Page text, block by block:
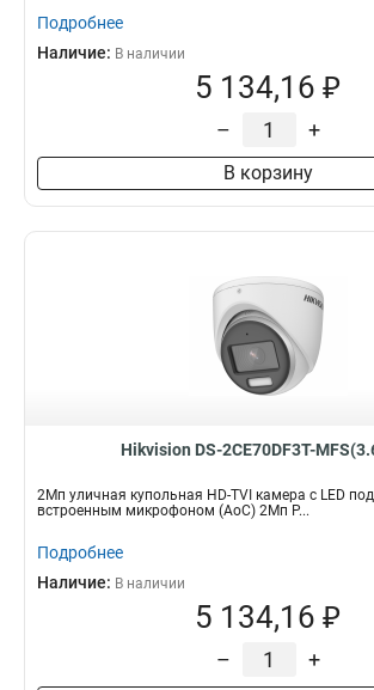
Подробнее
Наличие: В наличии
5 134,16 ₽
– +
В корзину
Hikvision DS-2CE70DF3T-
2Мп уличная купольная HD-TVI камера с LED
встроенным микрофоном (AoC) 2Мп P...
Подробнее
Наличие: В наличии
5 134,16 ₽
– +